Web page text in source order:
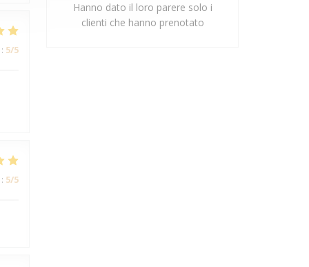
: 5/5
: 5/5
Hanno dato il loro parere solo i
clienti che hanno prenotato